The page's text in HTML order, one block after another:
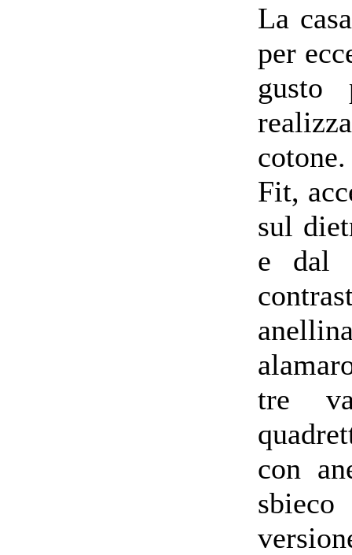
La
per
gusto
Fit,
sul
e dal
tre
con